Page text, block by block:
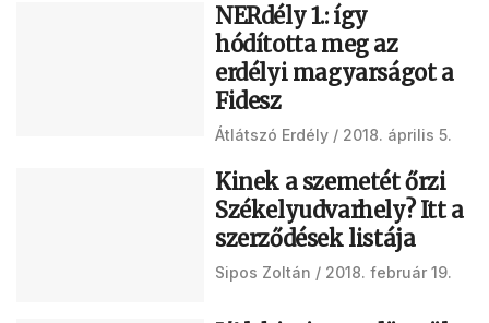
NERdély 1.: így
hódította meg az
erdélyi magyarságot a
Fidesz
Átlátszó Erdély 2018. április 5.
Kinek a szemetét őrzi
Székelyudvarhely? Itt a
szerződések listája
Sipos Zoltán 2018. február 19.